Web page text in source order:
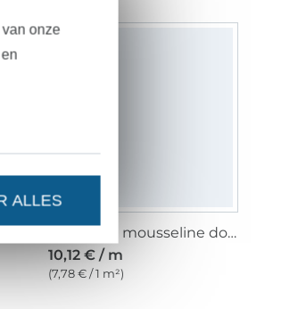
Katoenen mousseline double gauze, petrol
10,12 € / m
(7,78 € / 1 m²)
van onze
ALLES